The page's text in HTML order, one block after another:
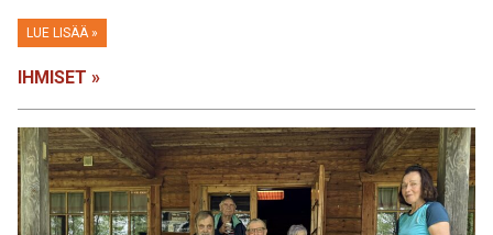
LUE LISÄÄ »
IHMISET »